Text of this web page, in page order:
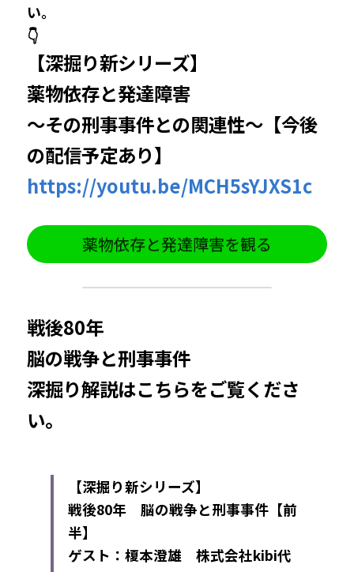
い。
👇
【深掘り新シリーズ】
薬物依存と発達障害
～その刑事事件との関連性～【今後
の配信予定あり】
https://youtu.be/MCH5sYJXS1c
薬物依存と発達障害を観る
戦後80年
脳の戦争と刑事事件
深掘り解説はこちらをご覧くださ
い。
【深掘り新シリーズ】
戦後80年 脳の戦争と刑事事件 【前
半】
ゲスト：榎本澄雄　株式会社kibi代